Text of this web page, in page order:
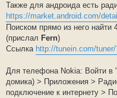
Также для андроида есть
https://market.android.com/
Поиском прямо из него найти
(прислал Fern)
Ссылка http://tunein.com/
Для телефона Nokia: Войти
домика) > Приложения >
подключение к интернету >